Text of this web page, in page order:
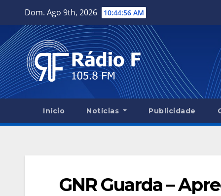
content
Dom. Ago 9th, 2026 10:44:56 AM
Início Notícias Publicidade
GNR Guarda –